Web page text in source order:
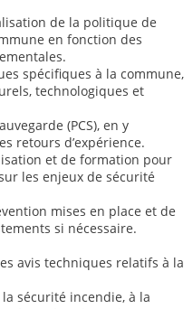
de la politique de
en fonction des
spécifiques à la commune,
technologiques et
(PCS), en y
retours d’expérience.
et de formation pour
les enjeux de sécurité
mises en place et de
si nécessaire.
avis techniques relatifs à la
sécurité incendie, à la